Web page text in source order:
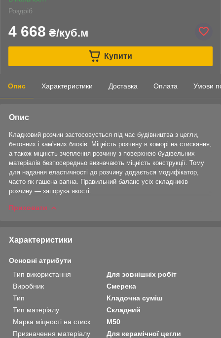
Роздріб
4 668 ₴/куб.м
Купити
Опис Характеристики Доставка Оплата Умови
Опис
Кладковий розчин застосовується під час будівництва з цегли,
бетонних і кам'яних блоків. Міцність розчину в коморі на стискання,
а також міцність зчеплення розчину з поверхнею будівельних
матеріалів безпосередньо визначають міцність конструкції. Тому
для надання еластичності до розчину додається модифікатор,
часто як гашена вапна. Правильний баланс усіх складників
розчину — запорука якості.
Приховати
Характеристики
Основні атрибути
Тип використання
Для зовнішніх робіт
Виробник
Смерека
Тип
Кладочна суміш
Тип матеріалу
Складний
Марка міцності на стиск
М50
Призначення матеріалу
Для керамічної цегли